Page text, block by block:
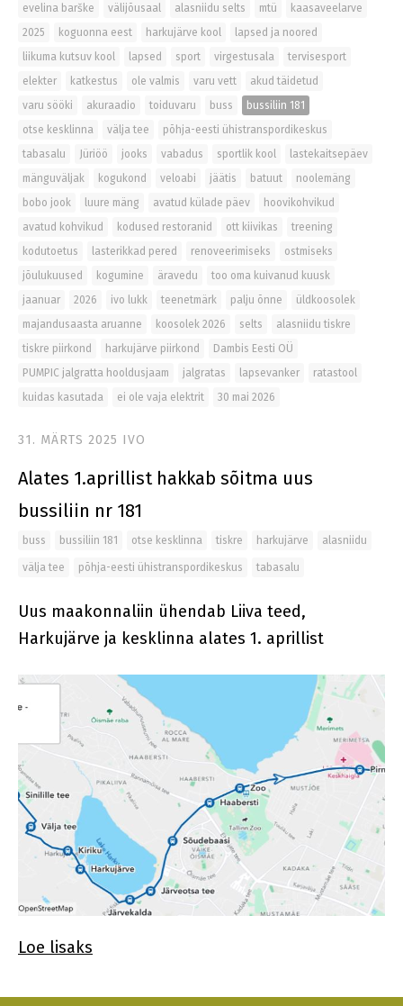
evelina barške
välijõusaal alasniidu selts mtü
kaasaveelarve
2025
koguonna eest harkujärve kool
lapsed ja noored
liikuma kutsuv kool
lapsed sport virgestusala
tervisesport
elekter
katkestus ole valmis varu vett
akud täidetud
varu sööki
akuraadio toiduvaru buss
bussiliin 181
otse kesklinna
välja tee
põhja-eesti ühistranspordikeskus
tabasalu
Jüriöö jooks vabadus sportlik kool
lastekaitsepäev
mänguväljak
kogukond veloabi jäätis batuut
noolemäng
bobo jook
luure mäng avatud külade päev
hoovikohvikud
avatud kohvikud
kodused restoranid ott kiivikas
treening
kodutoetus
lasterikkad pered renoveerimiseks
ostmiseks
jõulukuused
kogumine äravedu
too oma kuivanud kuusk
jaanuar
2026 ivo lukk teenetmärk palju õnne
üldkoosolek
majandusaasta aruanne
koosolek 2026 selts
alasniidu tiskre
tiskre piirkond
harkujärve piirkond
Dambis Eesti OÜ
PUMPIC jalgratta hooldusjaam
jalgratas lapsevanker
ratastool
kuidas kasutada
ei ole vaja elektrit 30 mai 2026
31. MÄRTS 2025 IVO
Alates 1.aprillist hakkab sõitma uus
bussiliin nr 181
buss bussiliin 181 otse kesklinna tiskre harkujärve alasniidu
välja tee põhja-eesti ühistranspordikeskus tabasalu
Uus maakonnaliin ühendab Liiva teed,
Harkujärve ja kesklinna alates 1. aprillist
Loe lisaks